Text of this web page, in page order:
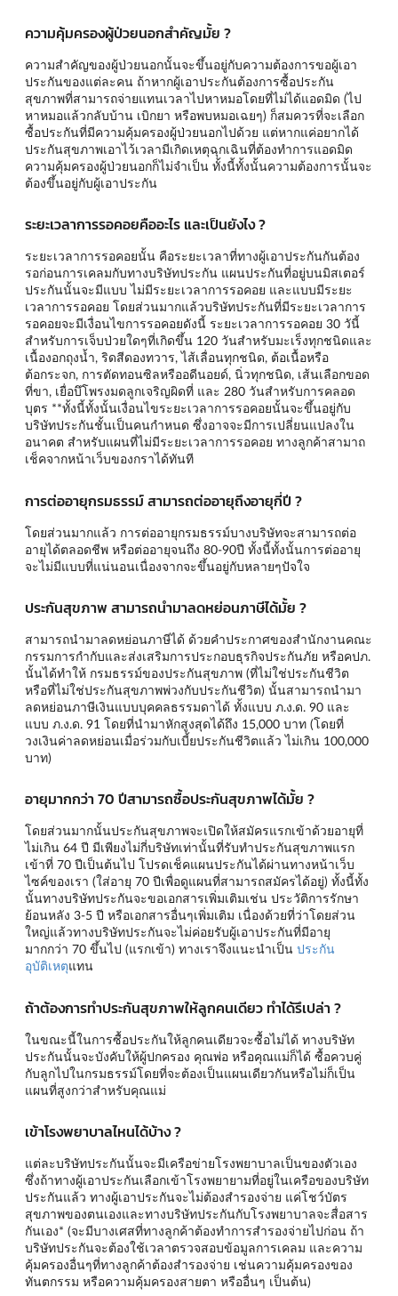
ความคุ้มครองผู้ป่วยนอกสำคัญมั้ย ?
ความสำคัญของผู้ป่วยนอกนั้นจะขึ้นอยู่กับความต้องการขอผู้เอา
ประกันของแต่ละคน ถ้าหากผู้เอาประกันต้องการซื้อประกัน
สุขภาพที่สามารถจ่ายแทนเวลาไปหาหมอโดยที่ไม่ได้แอดมิด (ไป
หาหมอแล้วกลับบ้าน เบิกยา หรือพบหมอเฉยๆ) ก็สมควรที่จะเลือก
ซื้อประกันที่มีความคุ้มครองผู้ป่วยนอกไปด้วย แต่หากแค่อยากได้
ประกันสุขภาพเอาไว้เวลามีเกิดเหตุฉุกเฉินที่ต้องทำการแอดมิด
ความคุ้มครองผู้ป่วยนอกก็ไม่จำเป็น ทั้งนี้ทั้งนั้นความต้องการนั้นจะ
ต้องขึ้นอยู่กับผู้เอาประกัน
ระยะเวลาการรอคอยคืออะไร และเป็นยังไง ?
ระยะเวลาการรอคอยนั้น คือระยะเวลาที่ทางผู้เอาประกันกันต้อง
รอก่อนการเคลมกับทางบริษัทประกัน แผนประกันที่อยู่บนมิสเตอร์
ประกันนั้นจะมีแบบ ไม่มีระยะเวลาการรอคอย และแบบมีระยะ
เวลาการรอคอย โดยส่วนมากแล้วบริษัทประกันที่มีระยะเวลาการ
รอคอยจะมีเงื่อนไขการรอคอยดังนี้ ระยะเวลาการรอคอย 30 วันี้
สำหรับการเจ็บป่วยใดๆที่เกิดขึ้น 120 วันสำหรับมะเร็งทุกชนิดและ
เนื้องอกถุงน้ำ, ริดสีดองทวาร, ไส้เลื่อนทุกชนิด, ต้อเนื้อหรือ
ต้อกระจก, การตัดทอนซิลหรืออดีนอยด์, นิ่วทุกชนิด, เส้นเลือกขอด
ที่ขา, เยื่อบึโพรงมดลูกเจริญผิดที่ และ 280 วันสำหรับการคลอด
บุตร **ทั้งนี้ทั้งนั้นเงื่อนไขระยะเวลาการรอคอยนั้นจะขึ้นอยู่กับ
บริษัทประกันชั้นเป็นคนกำหนด ซึ่งอาจจะมีการเปลี่ยนแปลงใน
อนาคต สำหรับแผนที่ไม่มีระยะเวลาการรอคอย ทางลูกค้าสามาถ
เช็คจากหน้าเว็บของกราได้ทันที
การต่ออายุกรมธรรม์ สามารถต่ออายุถึงอายุกี่ปี ?
โดยส่วนมากแล้ว การต่ออายุกรมธรรม์บางบริษัทจะสามารถต่อ
อายุได้ตลอดชีพ หรือต่ออายุจนถึง 80-90ปี ทั้งนี้ทั้งนั้นการต่ออายุ
จะไม่มีแบบที่แน่นอนเนื่องจากจะขึ้นอยู่กับหลายๆปัจใจ
ประกันสุขภาพ สามารถนำมาลดหย่อนภาษีได้มั้ย ?
สามารถนำมาลดหย่อนภาษีได้ ด้วยคำประกาศของสำนักงานคณะ
กรรมการกำกับและส่งเสริมการประกอบธุรกิจประกันภัย หรือคปภ.
นั้นได้ทำให้ กรมธรรม์ของประกันสุขภาพ (ที่ไม่ใช่ประกันชีวิต
หรือที่ไม่ใช่ประกันสุขภาพพ่วงกับประกันชีวิต) นั้นสามารถนำมา
ลดหย่อนภาษีเงินแบบบุคคลธรรมดาได้ ทั้งแบบ ภ.ง.ด. 90 และ
แบบ ภ.ง.ด. 91 โดยที่นำมาหักสูงสุดได้ถึง 15,000 บาท (โดยที่
วงเงินค่าลดหย่อนเมื่อร่วมกับเบี้ยประกันชีวิตแล้ว ไม่เกิน 100,000
บาท)
อายุมากกว่า 70 ปีสามารถซื้อประกันสุขภาพได้มั้ย ?
โดยส่วนมากนั้นประกันสุขภาพจะเปิดให้สมัครแรกเข้าด้วยอายุที่
ไม่เกิน 64 ปี มีเพียงไม่กี่บริษัทเท่านั้นที่รับทำประกันสุขภาพแรก
เข้าที่ 70 ปีเป็นต้นไป โปรดเช็คแผนประกันได้ผ่านทางหน้าเว็บ
ไซค์ของเรา (ใส่อายุ 70 ปีเพื่อดูแผนที่สามารถสมัครได้อยู่) ทั้งนี้ทั้ง
นั้นทางบริษัทประกันจะขอเอกสารเพิ่มเติมเช่น ประวัติการรักษา
ย้อนหลัง 3-5 ปี หรือเอกสารอื่นๆเพิ่มเติม เนื่องด้วยที่ว่าโดยส่วน
ใหญ่แล้วทางบริษัทประกันจะไม่ค่อยรับผู้เอาประกันที่มีอายุ
มากกว่า 70 ขึ้นไป (แรกเข้า) ทางเราจึงแนะนำเป็น ประกัน
อุบัติเหตุแทน
ถ้าต้องการทำประกันสุขภาพให้ลูกคนเดียว ทำได้รึเปล่า ?
ในขณะนี้ในการซื้อประกันให้ลูกคนเดียวจะซื้อไม่ได้ ทางบริษัท
ประกันนั้นจะบังคับให้ผู้ปกครอง คุณพ่อ หรือคุณแม่ก็ได้ ซื้อควบคู่
กับลูกไปในกรมธรรม์โดยที่จะต้องเป็นแผนเดียวกันหรือไม่ก็เป็น
แผนที่สูงกว่าสำหรับคุณแม่
เข้าโรงพยาบาลไหนได้บ้าง ?
แต่ละบริษัทประกันนั้นจะมีเครือข่ายโรงพยาบาลเป็นของตัวเอง
ซึ่งถ้าทางผู้เอาประกันเลือกเข้าโรงพยายามที่อยู่ในเครือของบริษัท
ประกันแล้ว ทางผู้เอาประกันจะไม่ต้องสำรองจ่าย แค่โชว์บัตร
สุขภาพของตนเองและทางบริษัทประกันกับโรงพยาบาลจะสื่อสาร
กันเอง* (จะมีบางเศสที่ทางลูกค้าต้องทำการสำรองจ่ายไปก่อน ถ้า
บริษัทประกันจะต้องใช้เวลาตรวจสอบข้อมูลการเคลม และความ
คุ้มครองอื่นๆที่ทางลูกค้าต้องสำรองจ่าย เช่นความคุ้มครองของ
ทันตกรรม หรือความคุ้มครองสายตา หรืออื่นๆ เป็นต้น)